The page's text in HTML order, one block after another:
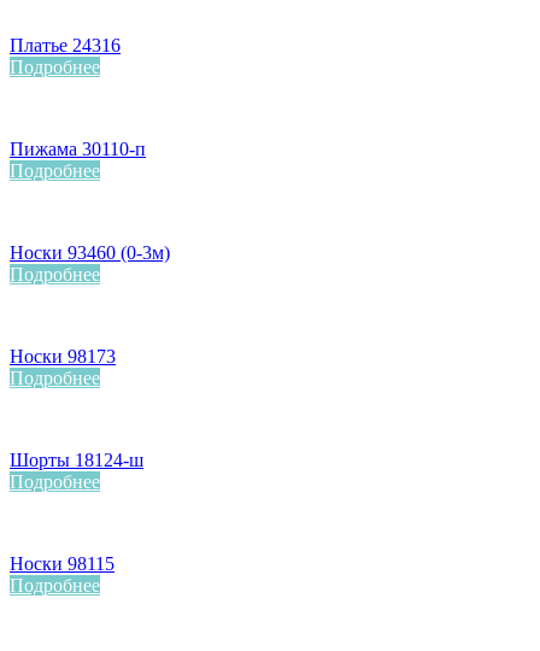
Платье 24316
Подробнее
Пижама 30110-п
Подробнее
Носки 93460 (0-3м)
Подробнее
Носки 98173
Подробнее
Шорты 18124-ш
Подробнее
Носки 98115
Подробнее